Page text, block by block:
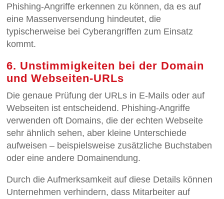
Phishing-Angriffe erkennen zu können, da es auf
eine Massenversendung hindeutet, die
typischerweise bei Cyberangriffen zum Einsatz
kommt.
6. Unstimmigkeiten bei der Domain
und Webseiten-URLs
Die genaue Prüfung der URLs in E-Mails oder auf
Webseiten ist entscheidend. Phishing-Angriffe
verwenden oft Domains, die der echten Webseite
sehr ähnlich sehen, aber kleine Unterschiede
aufweisen – beispielsweise zusätzliche Buchstaben
oder eine andere Domainendung.
Durch die Aufmerksamkeit auf diese Details können
Unternehmen verhindern, dass Mitarbeiter auf